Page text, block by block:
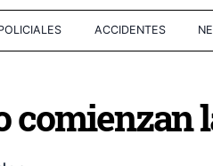
ACCIDENTES
comienzan